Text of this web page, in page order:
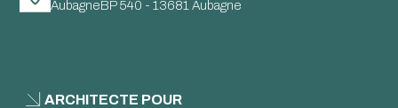
AubagneBP 540 - 13681 Aubagne
ARCHITECTE POUR